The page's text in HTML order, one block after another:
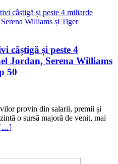
câștigă și peste 4
Jordan, Serena Williams
50
provin din salarii, premii și
o sursă majoră de venit, mai